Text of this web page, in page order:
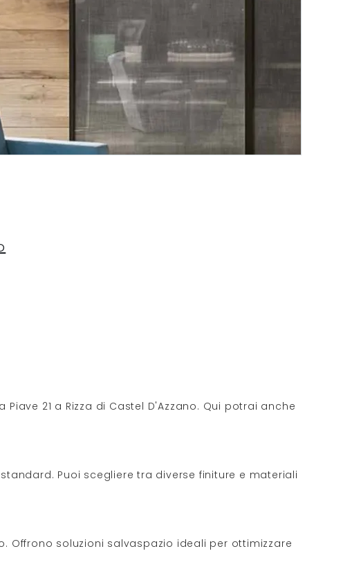
21 a Rizza di Castel D'Azzano. Qui potrai anche
Puoi scegliere tra diverse finiture e materiali
soluzioni salvaspazio ideali per ottimizzare